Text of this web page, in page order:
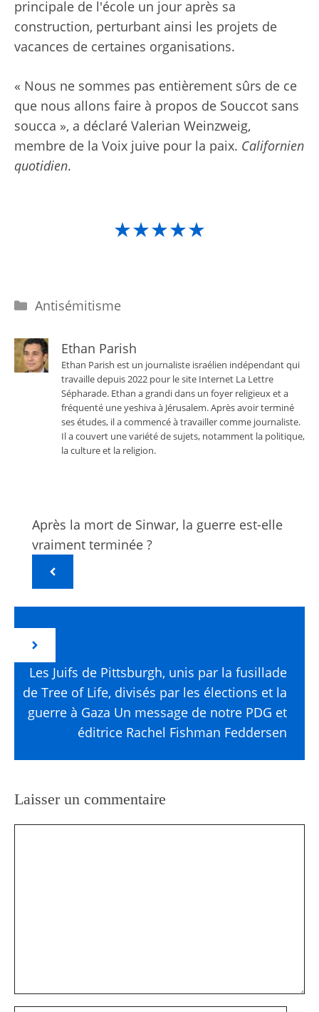
principale de l'école un jour après sa
construction, perturbant ainsi les projets de
vacances de certaines organisations.
« Nous ne sommes pas entièrement sûrs de ce
que nous allons faire à propos de Souccot sans
soucca », a déclaré Valerian Weinzweig,
membre de la Voix juive pour la paix. Californien
quotidien.
★★★★★
Catégories
Antisémitisme
Ethan Parish
Ethan Parish est un journaliste israélien indépendant qui
travaille depuis 2022 pour le site Internet La Lettre
Sépharade. Ethan a grandi dans un foyer religieux et a
fréquenté une yeshiva à Jérusalem. Après avoir terminé
ses études, il a commencé à travailler comme journaliste.
Il a couvert une variété de sujets, notamment la politique,
la culture et la religion.
Après la mort de Sinwar, la guerre est-elle
vraiment terminée ?
Les Juifs de Pittsburgh, unis par la fusillade
de Tree of Life, divisés par les élections et la
guerre à Gaza Un message de notre PDG et
éditrice Rachel Fishman Feddersen
Laisser un commentaire